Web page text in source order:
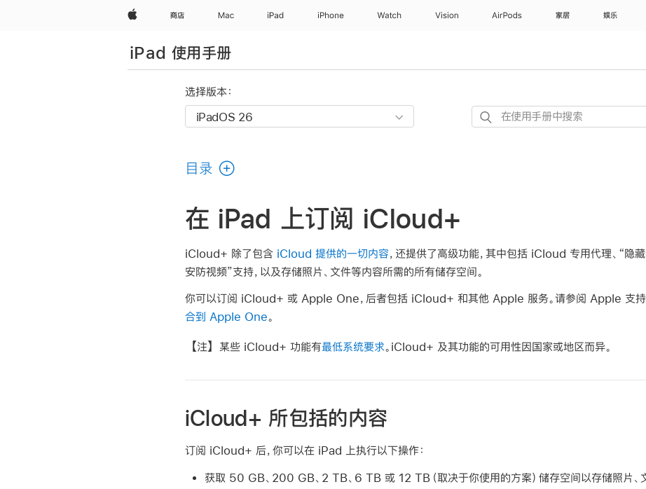
Apple 商店 Mac iPad iPhone Watch Vision AirPods 家居 娱乐
iPad 使用手册
选择版本：
在
目录
在 iPad 上订阅 iCloud+
iCloud+ 除了包含 iCloud 提供的一切内容，还提供了高级功能，其中包括 iCloud 专用代理、“隐
安防视频”支持，以及存储照片、文件等内容所需的所有储存空间。
你可以订阅 iCloud+ 或 Apple One，后者包括 iCloud+ 和其他 Apple 服务。请参阅 Apple 支持
合到 Apple One。
【注】 某些 iCloud+ 功能有最低系统要求。iCloud+ 及其功能的可用性因国家或地区而异。
iCloud+ 所包括的内容
订阅 iCloud+ 后，你可以在 iPad 上执行以下操作：
获取 50 GB、200 GB、2 TB、6 TB 或 12 TB（取决于你使用的方案）储存空间以存储照片、